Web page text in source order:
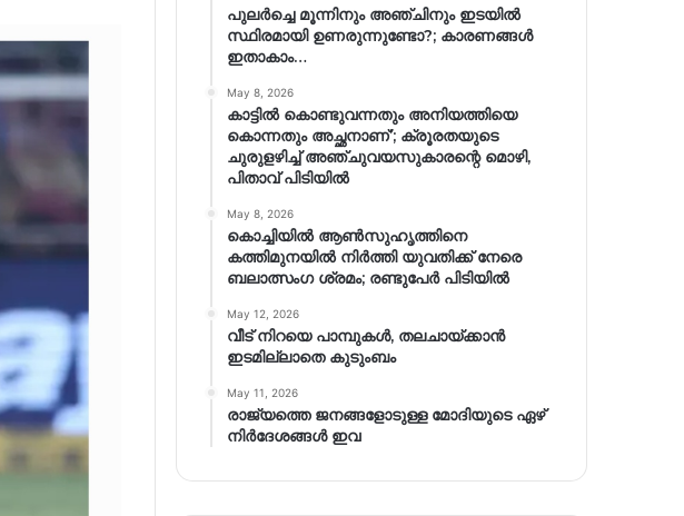
പുലർച്ചെ മൂന്നിനും അഞ്ചിനും ഇടയിൽ
സ്ഥിരമായി ഉണരുന്നുണ്ടോ?; കാരണങ്ങള്‍
ഇതാകാം…
May 8, 2026
കാട്ടിൽ കൊണ്ടുവന്നതും അനിയത്തിയെ
കൊന്നതും അച്ഛനാണ്’; ക്രൂരതയുടെ
ചുരുളഴിച്ച് അഞ്ചുവയസുകാരന്റെ മൊഴി,
പിതാവ് പിടിയിൽ
May 8, 2026
കൊച്ചിയിൽ ആൺസുഹൃത്തിനെ
കത്തിമുനയിൽ നിർത്തി യുവതിക്ക് നേരെ
ബലാത്സംഗ​ ശ്രമം; രണ്ടുപേർ പിടിയിൽ
May 12, 2026
വീട് നിറയെ പാമ്പുകൾ, തലചായ്ക്കാൻ
ഇടമില്ലാതെ കുടുംബം
May 11, 2026
രാജ്യത്തെ ജനങ്ങളോടുള്ള മോദിയുടെ ഏഴ്
നിര്‍ദേശങ്ങള്‍ ഇവ